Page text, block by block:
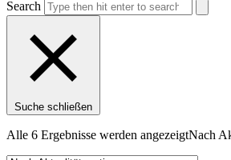
Search
Suche schließen
Alle 6 Ergebnisse werden angezeigtNach